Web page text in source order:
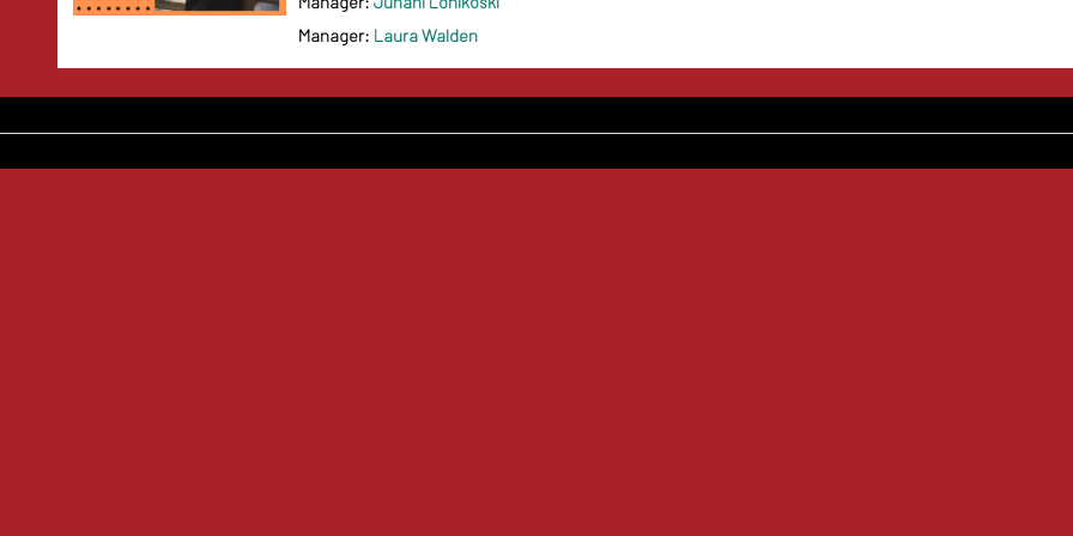
Manager: Laura Walden